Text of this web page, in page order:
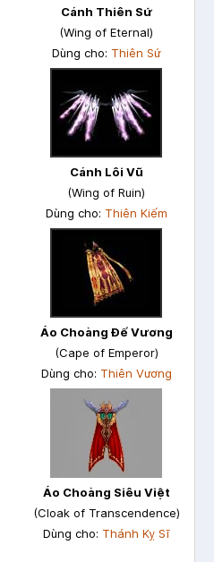
Cánh Thiên Sứ
(Wing of Eternal)
Dùng cho: Thiên Sứ
Cánh Lôi Vũ
(Wing of Ruin)
Dùng cho: Thiên Kiếm
Áo Choàng Đế Vương
(Cape of Emperor)
Dùng cho: Thiên Vương
Áo Choàng Siêu Việt
(Cloak of Transcendence)
Dùng cho: Thánh Kỵ Sĩ